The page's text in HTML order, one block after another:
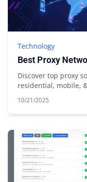
Technology
Best Proxy
Discover top proxy
residential, mobile,
10/21/2025